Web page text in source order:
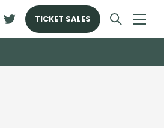
TICKET SALES